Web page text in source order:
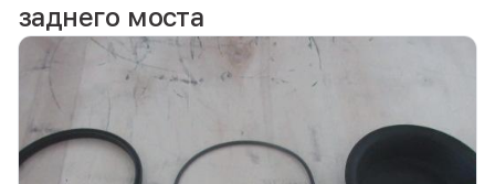
заднего моста